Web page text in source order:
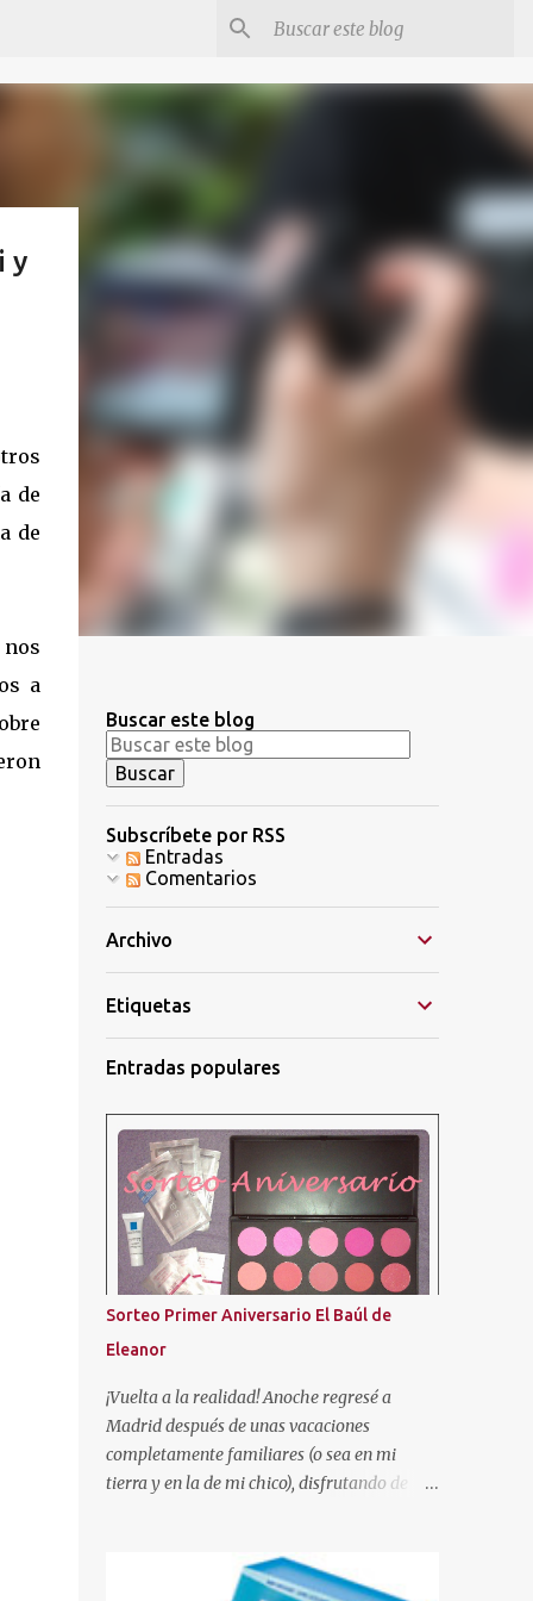
y
de
de
a
Buscar este blog
Subscríbete por RSS
Entradas
Comentarios
Archivo
Etiquetas
Entradas populares
Sorteo Primer Aniversario El Baúl de
Eleanor
¡Vuelta a la realidad! Anoche regresé a
Madrid después de unas vacaciones
completamente familiares (o sea en mi
tierra y en la de mi chico), disfrutando de
traigo el sorteo prometido para celebrar este